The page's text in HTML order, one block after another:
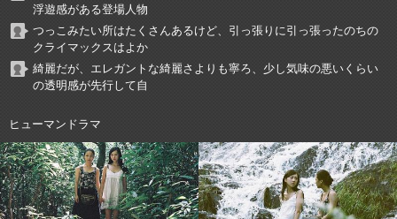
浮遊感がある登場人物
つっこみたい所はたくさんあるけど、引っ張りに引っ張ったのちの
クライマックスはよか
綺麗だが、エレガントな綺麗さよりも寧ろ、少し気味の悪いくらい
の透明感が先行して自
ヒューマンドラマ